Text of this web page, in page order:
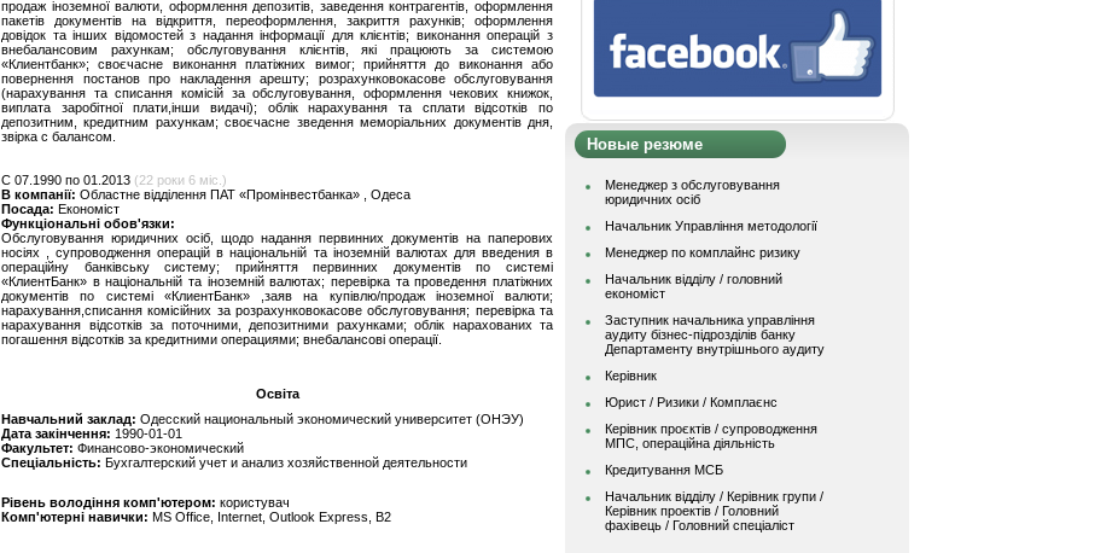
продаж іноземної валюти, оформлення депозитів, заведення контрагентів, оформлення
пакетів документів на відкриття, переоформлення, закриття рахунків; оформлення
довідок та інших відомостей з надання інформації для клієнтів; виконання операцій з
внебалансовим рахункам; обслуговування клієнтів, які працюють за системою
«Клиентбанк»; своєчасне виконання платіжних вимог; прийняття до виконання або
повернення постанов про накладення арешту; розрахунковокасове обслуговування
(нарахування та списання комісій за обслуговування, оформлення чекових книжок,
виплата заробітної плати,інши видачі); облік нарахування та сплати відсотків по
депозитним, кредитним рахункам; своєчасне зведення меморіальних документів дня,
звірка с балансом.
C 07.1990 по 01.2013 (22 роки 6 міс.)
В компанії: Областне вiддiлення ПАТ «Промiнвестбанка» , Одеса
Посада: Економіст
Функціональні обов'язки:
Обслуговування юридичних осіб, щодо надання первинних документів на паперових
носіях , супроводження операцій в національній та іноземній валютах для введения в
операційну банківську систему; прийняття первинних документів по системі
«КлиентБанк» в національній та іноземній валютах; перевірка та проведення платіжних
документів по системі «КлиентБанк» ,заяв на купівлю/продаж іноземної валюти;
нарахування,списання комісійних за розрахунковокасове обслуговування; перевірка та
нарахування відсотків за поточними, депозитними рахунками; облік нарахованих та
погашення відсотків за кредитними операциями; внебалансові операції.
Освіта
Навчальний заклад: Одесский национальный экономический университет (ОНЭУ)
Дата закінчення: 1990-01-01
Факультет: Финансово-экономический
Спеціальність: Бухгалтерский учет и анализ хозяйственной деятельности
Рівень володіння комп'ютером: користувач
Комп'ютерні навички: MS Office, Internet, Outlook Express, B2
Новые резюме
Менеджер з обслуговування
юридичних осіб
Начальник Управління методології
Менеджер по комплайнс ризику
Начальник відділу / головний
економіст
Заступник начальника управління
аудиту бізнес-підрозділів банку
Департаменту внутрішнього аудиту
Керівник
Юрист / Ризики / Комплаєнс
Керівник проєктів / супроводження
МПС, операційна діяльність
Кредитування МСБ
Начальник вiддiлу / Керівник групи /
Керівник проектів / Головний
фахівець / Головний спеціаліст